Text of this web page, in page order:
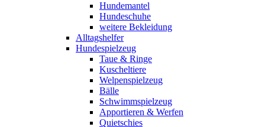
Hundemantel
Hundeschuhe
weitere Bekleidung
Alltagshelfer
Hundespielzeug
Taue & Ringe
Kuscheltiere
Welpenspielzeug
Bälle
Schwimmspielzeug
Apportieren & Werfen
Quietschies